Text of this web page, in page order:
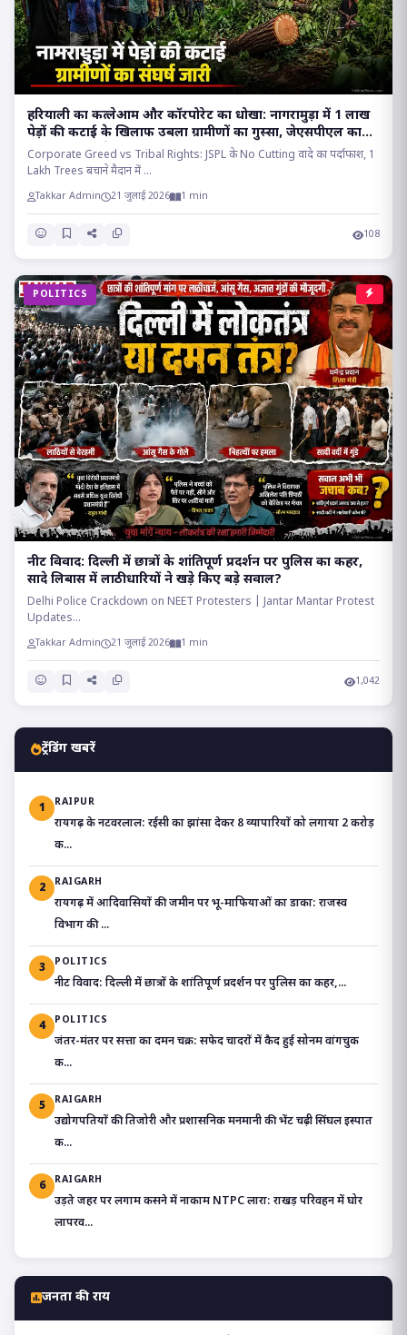
हरियाली का कत्लेआम और कॉरपोरेट का धोखा: नागरामुड़ा में 1 लाख
पेड़ों की कटाई के खिलाफ उबला ग्रामीणों का गुस्सा, जेएसपीएल का
वादा निकला सफेद झूठ!!
Corporate Greed vs Tribal Rights: JSPL के No Cutting वादे का पर्दाफाश, 1
Lakh Trees बचाने मैदान में ...
Takkar Admin 21 जुलाई 2026 1 min
108
POLITICS
​नीट विवाद: दिल्ली में छात्रों के शांतिपूर्ण प्रदर्शन पर पुलिस का कहर,
सादे लिबास में लाठीधारियों ने खड़े किए बड़े सवाल?
Delhi Police Crackdown on NEET Protesters | Jantar Mantar Protest
Updates...
Takkar Admin 21 जुलाई 2026 1 min
1,042
ट्रेंडिंग खबरें
1 RAIPUR
रायगढ़ के नटवरलाल: रईसी का झांसा देकर 8 व्यापारियों को लगाया 2 करोड़
क...
2 RAIGARH
रायगढ़ में आदिवासियों की जमीन पर भू-माफियाओं का डाका: राजस्व
विभाग की ...
3 POLITICS
​नीट विवाद: दिल्ली में छात्रों के शांतिपूर्ण प्रदर्शन पर पुलिस का कहर,...
4 POLITICS
जंतर-मंतर पर सत्ता का दमन चक्र: सफेद चादरों में कैद हुई सोनम वांगचुक
क...
5 RAIGARH
उद्योगपतियों की तिजोरी और प्रशासनिक मनमानी की भेंट चढ़ी सिंघल इस्पात
क...
6 RAIGARH
उड़ते जहर पर लगाम कसने में नाकाम NTPC लारा: राखड़ परिवहन में घोर
लापरव...
जनता की राय